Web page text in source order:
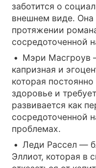
заботится о
внешнем виде. Она
протяжении
сосредоточенной
Мэри Масгроув
капризная и
которая
здоровье и
развивается как
сосредоточенной
проблемах.
Леди Рассел —
Эллиот, которая в